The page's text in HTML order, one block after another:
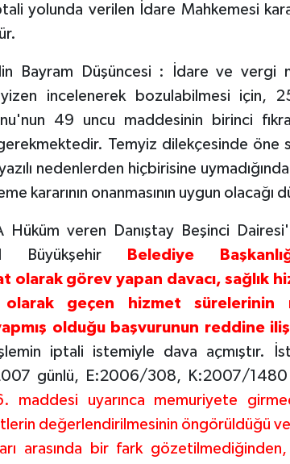
yolunda verilen İdare Mahkemesi
Bayram Düşüncesi : İdare ve vergi
incelenerek bozulabilmesi için,
49 uncu maddesinin birinci
Temyiz dilekçesinde öne
nedenlerden hiçbirisine
kararının onanmasının uygun olacağı
Hüküm veren Danıştay Beşinci
Büyükşehir
Belediye
olarak görev yapan davacı, sağlık
geçen hizmet sürelerinin
olduğu başvurunun reddine
iptali istemiyle dava açmıştır.
günlü, E:2006/308, K:2007/1480
maddesi uyarınca memuriyete
değerlendirilmesinin öngörüldüğü
arasında bir fark gözetilmediğinden,